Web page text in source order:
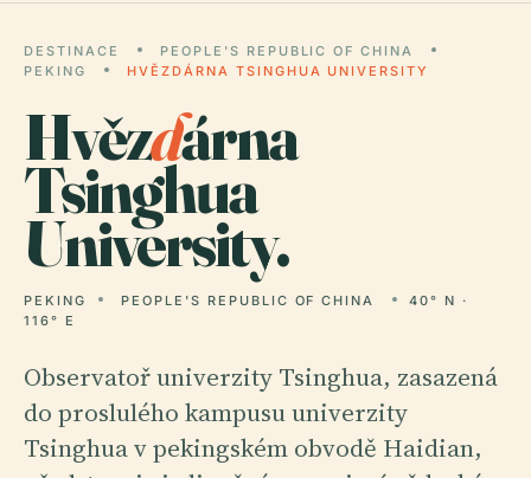
DESTINACE
PEOPLE'S REPUBLIC OF CHINA
PEKING
HVĚZDÁRNA TSINGHUA UNIVERSITY
Hvězdárna
Tsinghua
University.
PEKING PEOPLE'S REPUBLIC OF CHINA
40° N ·
116° E
Observatoř univerzity Tsinghua, zasazená
do proslulého kampusu univerzity
Tsinghua v pekingském obvodě Haidian,